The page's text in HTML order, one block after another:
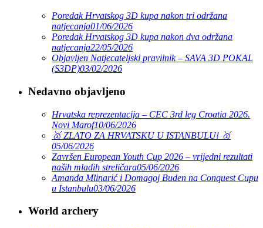
Poredak Hrvatskog 3D kupa nakon tri održana
natjecanja01/06/2026
Poredak Hrvatskog 3D kupa nakon dva održana
natjecanja22/05/2026
Objavljen Natjecateljski pravilnik – SAVA 3D POKAL
(S3DP)03/02/2026
Nedavno objavljeno
Hrvatska reprezentacija – CEC 3rd leg Croatia 2026.
Novi Marof10/06/2026
🥇 ZLATO ZA HRVATSKU U ISTANBULU! 🥇
05/06/2026
Završen European Youth Cup 2026 – vrijedni rezultati
naših mladih streličara05/06/2026
Amanda Mlinarić i Domagoj Buden na Conquest Cupu
u Istanbulu03/06/2026
World archery